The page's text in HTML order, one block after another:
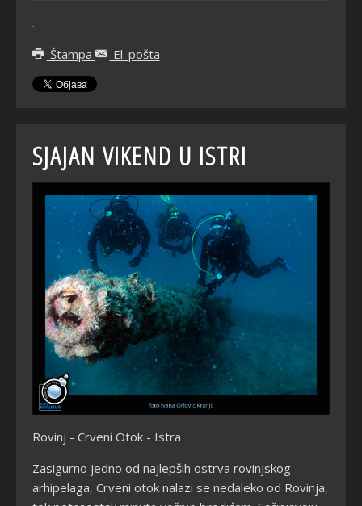
.
Štampa
El. pošta
SJAJAN VIKEND U ISTRI
Rovinj - Crveni Otok - Istra
Zasigurno jedno od najlepših ostrva rovinjskog
arhipelaga, Crveni otok nalazi se nedaleko od Rovinja,